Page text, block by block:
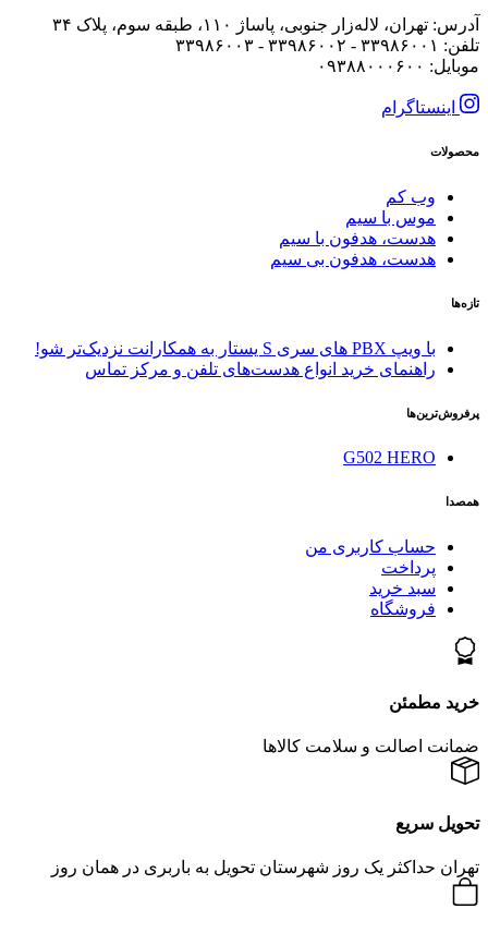
آدرس: تهران، لاله‌زار جنوبی، پاساژ ۱۱۰، طبقه سوم، پلاک ۳۴
تلفن: ۳۳۹۸۶۰۰۱ - ۳۳۹۸۶۰۰۲ - ۳۳۹۸۶۰۰۳
موبایل: ۰۹۳۸۸۰۰۰۶۰۰
اینستاگرام
محصولات
وب کم
موس با سیم
هدست، هدفون با سیم
هدست، هدفون بی سیم
تازه‌ها
با ویپ PBX های سری S یستار به همکارانت نزدیک‌تر شو!
راهنمای خرید انواع هدست‌های تلفن و مرکز تماس
پرفروش‌ترین‌ها
G502 HERO
همصدا
حساب کاربری من
پرداخت
سبد خرید
فروشگاه
خرید مطمئن
ضمانت اصالت و سلامت کالاها
تحویل سریع
تهران حداکثر یک روز شهرستان تحویل به باربری در همان روز